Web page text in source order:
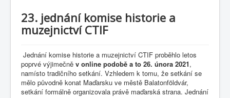
23. jednání komise historie a
muzejnictví CTIF
Jednání komise historie a muzejnictví CTIF proběhlo letos
poprvé výjimečně v online podobě a to 26. února 2021,
namísto tradičního setkání. Vzhledem k tomu, že setkání se
mělo původně konat Maďarsku ve městě Balatonföldvár,
setkání formálně organizovala právě maďarská strana. Jednání